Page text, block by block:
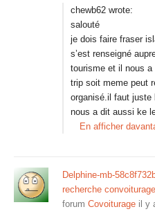
chewb62 wrote:
salouté
je dois faire fraser
s’est renseigné
tourisme et il nous
trip soit meme peut
organisé.il faut juste
nous a dit aussi ke
En afficher
Delphine-mb-
recherche
forum Covoiturage il y